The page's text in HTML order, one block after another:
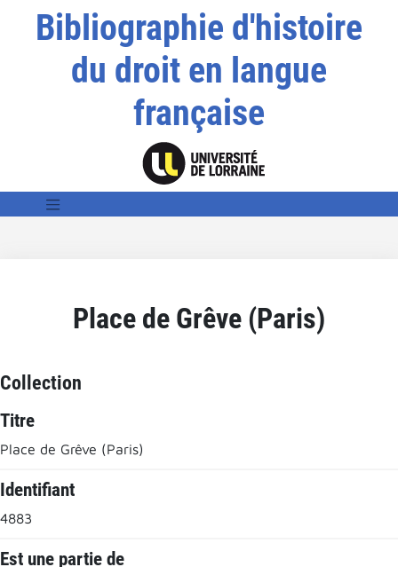
Bibliographie d'histoire
du droit en langue
française
Place de Grêve (Paris)
Collection
Titre
Place de Grêve (Paris)
Identifiant
4883
Est une partie de